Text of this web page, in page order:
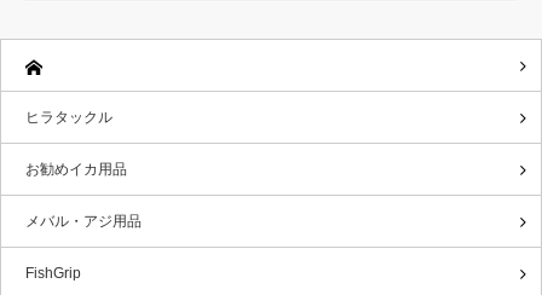
ヒラタックル
お勧めイカ用品
メバル・アジ用品
FishGrip